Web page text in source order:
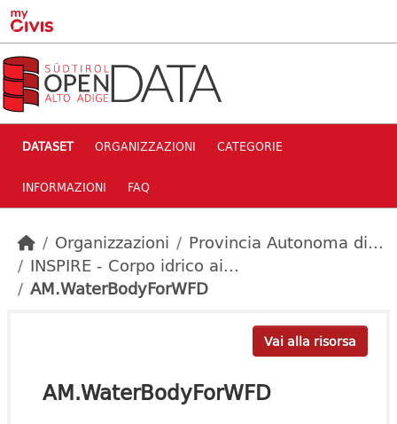
Skip to main content
DATASET ORGANIZZAZIONI CATEGORIE
INFORMAZIONI FAQ
Organizzazioni
Provincia Autonoma di...
INSPIRE - Corpo idrico ai...
AM.WaterBodyForWFD
Vai alla risorsa
AM.WaterBodyForWFD